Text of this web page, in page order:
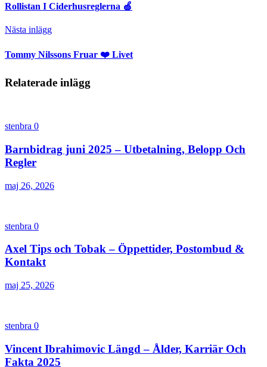
Rollistan I Ciderhusreglerna 🍏
Nästa inlägg
Tommy Nilssons Fruar ❤️ Livet
Relaterade inlägg
stenbra 0
Barnbidrag juni 2025 – Utbetalning, Belopp Och
Regler
maj 26, 2026
stenbra 0
Axel Tips och Tobak – Öppettider, Postombud &
Kontakt
maj 25, 2026
stenbra 0
Vincent Ibrahimovic Längd – Ålder, Karriär Och
Fakta 2025